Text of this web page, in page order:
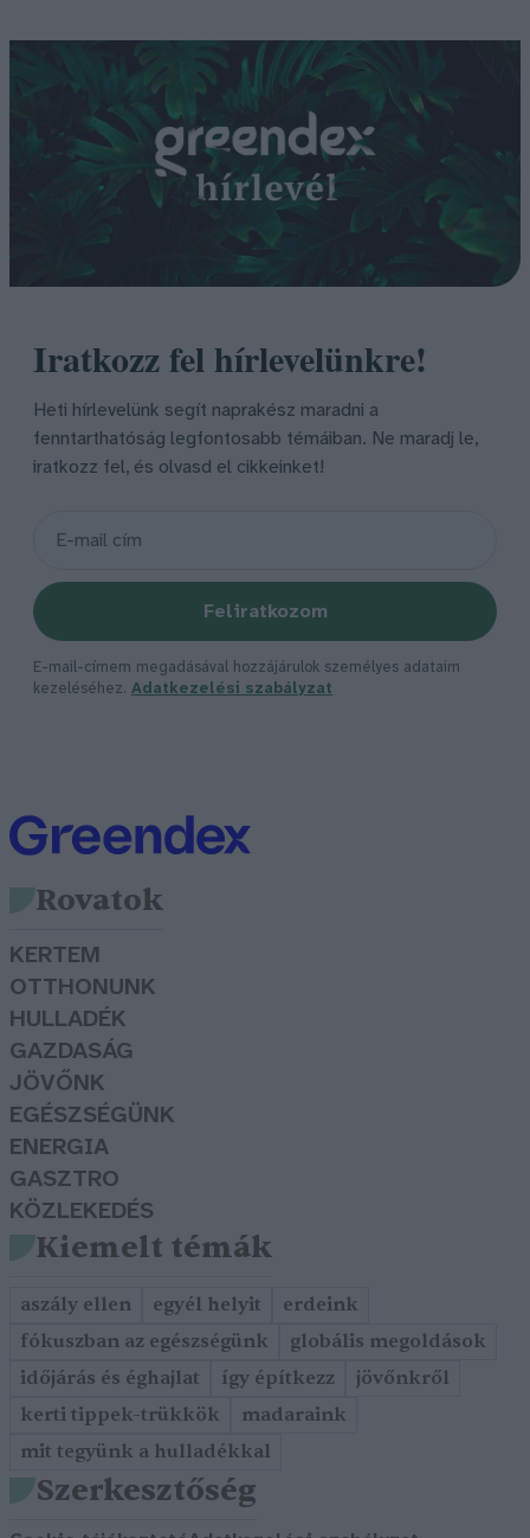
Iratkozz fel hírlevelünkre!
Heti hírlevelünk segít naprakész maradni a
fenntarthatóság legfontosabb témáiban. Ne maradj le,
iratkozz fel, és olvasd el cikkeinket!
Feliratkozom
E-mail-címem megadásával hozzájárulok személyes adataim
kezeléséhez. Adatkezelési szabályzat
Rovatok
KERTEM
OTTHONUNK
HULLADÉK
GAZDASÁG
JÖVŐNK
EGÉSZSÉGÜNK
ENERGIA
GASZTRO
KÖZLEKEDÉS
Kiemelt témák
aszály ellen egyél helyit
erdeink
fókuszban az egészségünk
globális megoldások
időjárás és éghajlat
így építkezz
jövőnkről
kerti tippek-trükkök
madaraink
mit tegyünk a hulladékkal
Szerkesztőség